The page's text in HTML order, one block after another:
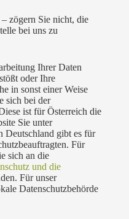
zögern Sie nicht, die
bei uns zu
Ihrer Daten
oder Ihre
in sonst einer Weise
sich bei der
ist für Österreich die
Sie unter
Deutschland gibt es für
Für
sich an die
und die
Für unser
Datenschutzbehörde